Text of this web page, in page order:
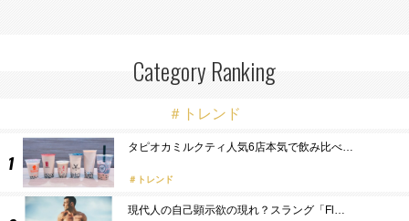
Category Ranking
＃トレンド
タピオカミルクティ人気6店本気で飲み比べ…
トレンド
現代人の自己顕示欲の現れ？スラング「Fl…